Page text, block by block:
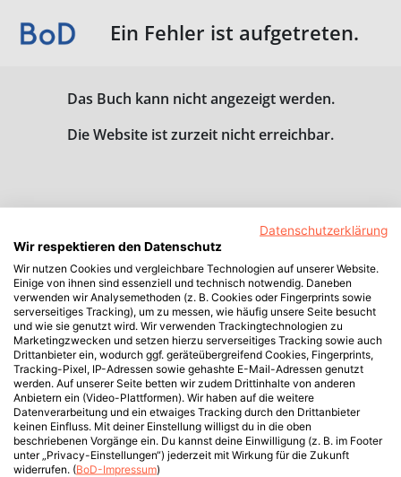
Ein Fehler ist aufgetreten.
Das Buch kann nicht angezeigt werden.
Die Website ist zurzeit nicht erreichbar.
Datenschutzerklärung
Wir respektieren den Datenschutz
Wir nutzen Cookies und vergleichbare Technologien auf unserer Website.
Einige von ihnen sind essenziell und technisch notwendig. Daneben
verwenden wir Analysemethoden (z. B. Cookies oder Fingerprints sowie
serverseitiges Tracking), um zu messen, wie häufig unsere Seite besucht
und wie sie genutzt wird. Wir verwenden Trackingtechnologien zu
Marketingzwecken und setzen hierzu serverseitiges Tracking sowie auch
Drittanbieter ein, wodurch ggf. geräteübergreifend Cookies, Fingerprints,
Tracking-Pixel, IP-Adressen sowie gehashte E-Mail-Adressen genutzt
werden. Auf unserer Seite betten wir zudem Drittinhalte von anderen
Anbietern ein (Video-Plattformen). Wir haben auf die weitere
Datenverarbeitung und ein etwaiges Tracking durch den Drittanbieter
keinen Einfluss. Mit deiner Einstellung willigst du in die oben
beschriebenen Vorgänge ein. Du kannst deine Einwilligung (z. B. im Footer
unter „Privacy-Einstellungen“) jederzeit mit Wirkung für die Zukunft
widerrufen. (BoD-Impressum)